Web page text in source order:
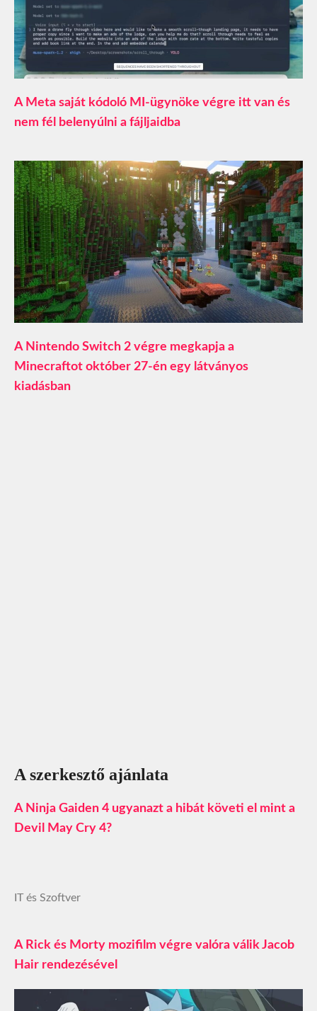
A Meta saját kódoló MI-ügynöke végre itt van és
nem fél belenyúlni a fájljaidba
A Nintendo Switch 2 végre megkapja a
Minecraftot október 27-én egy látványos
kiadásban
A szerkesztő ajánlata
A Ninja Gaiden 4 ugyanazt a hibát követi el mint a
Devil May Cry 4?
IT és Szoftver
A Rick és Morty mozifilm végre valóra válik Jacob
Hair rendezésével